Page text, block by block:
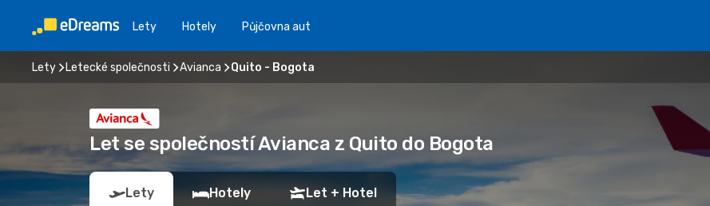
Lety Hotely Půjčovna aut
Lety Letecké společnosti Avianca Quito - Bogota
Let se společností Avianca z Quito do Bogota
Lety Hotely Let + Hotel